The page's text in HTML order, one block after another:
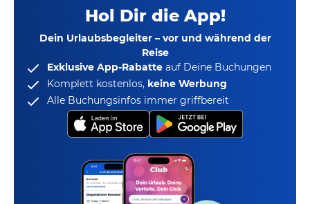
Hol Dir die App!
Dein Urlaubsbegleiter – vor und während der
Reise
Exklusive App-Rabatte auf Deine Buchungen
Komplett kostenlos, keine Werbung
Alle Buchungsinfos immer griffbereit